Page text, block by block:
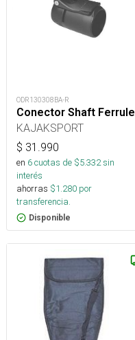
ODR130308BA-R
Conector Shaft Ferrule
KAJAKSPORT
$ 31.990
en 6cuotas de $5.332sin
interés
ahorras $1.280 por
transferencia.
Disponible